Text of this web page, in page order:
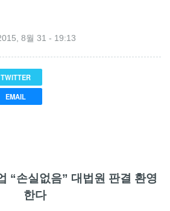
8월 31 - 19:13
TWITTER
EMAIL
“손실없음” 대법원 판결 환영
한다